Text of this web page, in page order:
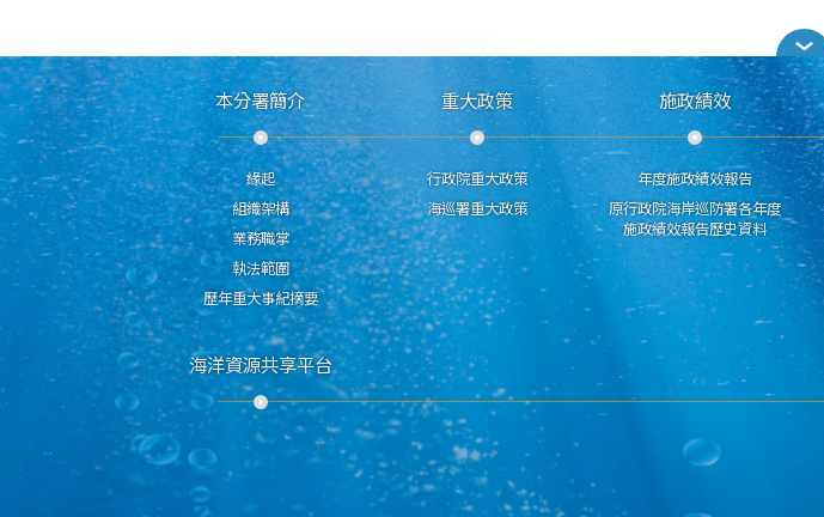
本分署簡介
緣起
組織架構
業務職掌
執法範圍
歷年重大事紀摘要
重大政策
行政院重大政策
海巡署重大政策
施政績效
年度施政績效報告
原行政院海岸巡防署各年度
施政績效報告歷史資料
海洋資源共享平台